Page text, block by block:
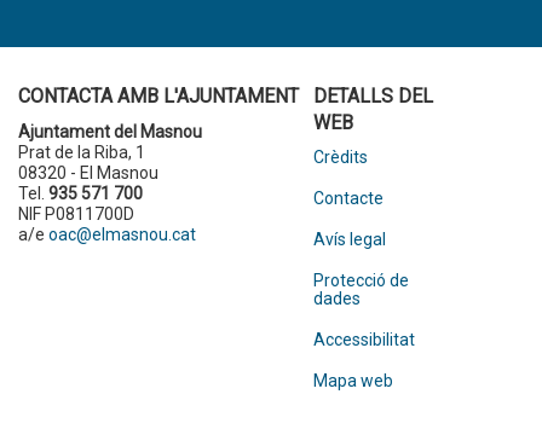
CONTACTA AMB L'AJUNTAMENT
Ajuntament del Masnou
Prat de la Riba, 1
08320 - El Masnou
Tel. 935 571 700
NIF P0811700D
a/e oac@elmasnou.cat
DETALLS DEL
WEB
Crèdits
Contacte
Avís legal
Protecció de
dades
Accessibilitat
Mapa web